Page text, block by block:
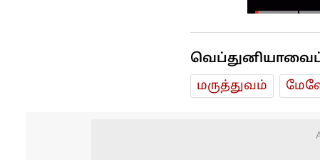
வெப்துனியாவைப்
மரு‌த்துவ‌ம்